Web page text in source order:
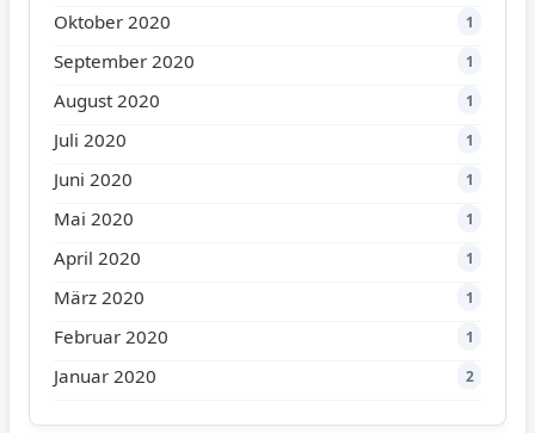
Oktober 2020 1
September 2020 1
August 2020 1
Juli 2020 1
Juni 2020 1
Mai 2020 1
April 2020 1
März 2020 1
Februar 2020 1
Januar 2020 2